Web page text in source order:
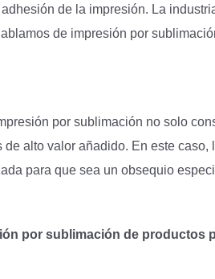
de la impresión. La
de impresión por
por sublimación no solo
alto valor añadido. En este caso,
para que sea un obsequio
por sublimación de productos